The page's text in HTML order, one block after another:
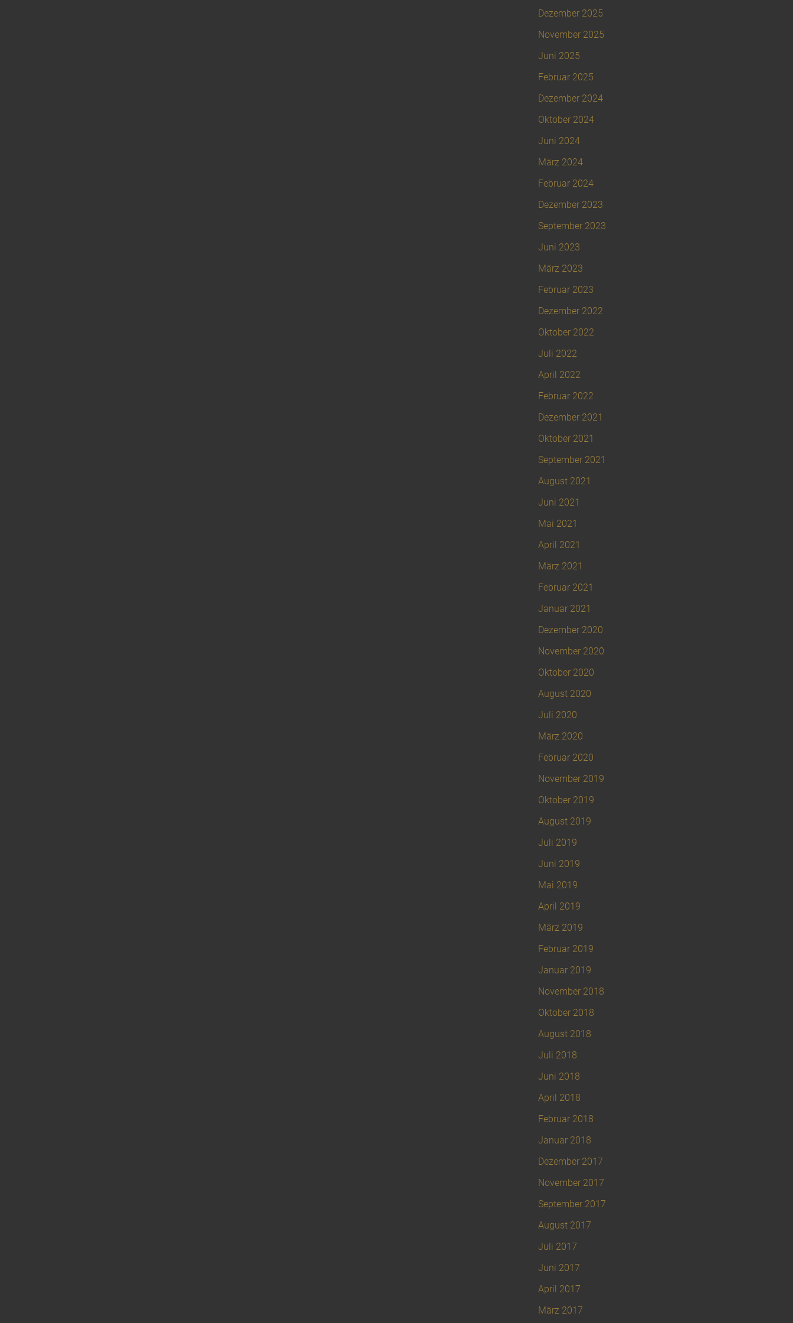
Dezember 2025
November 2025
Juni 2025
Februar 2025
Dezember 2024
Oktober 2024
Juni 2024
März 2024
Februar 2024
Dezember 2023
September 2023
Juni 2023
März 2023
Februar 2023
Dezember 2022
Oktober 2022
Juli 2022
April 2022
Februar 2022
Dezember 2021
Oktober 2021
September 2021
August 2021
Juni 2021
Mai 2021
April 2021
März 2021
Februar 2021
Januar 2021
Dezember 2020
November 2020
Oktober 2020
August 2020
Juli 2020
März 2020
Februar 2020
November 2019
Oktober 2019
August 2019
Juli 2019
Juni 2019
Mai 2019
April 2019
März 2019
Februar 2019
Januar 2019
November 2018
Oktober 2018
August 2018
Juli 2018
Juni 2018
April 2018
Februar 2018
Januar 2018
Dezember 2017
November 2017
September 2017
August 2017
Juli 2017
Juni 2017
April 2017
März 2017